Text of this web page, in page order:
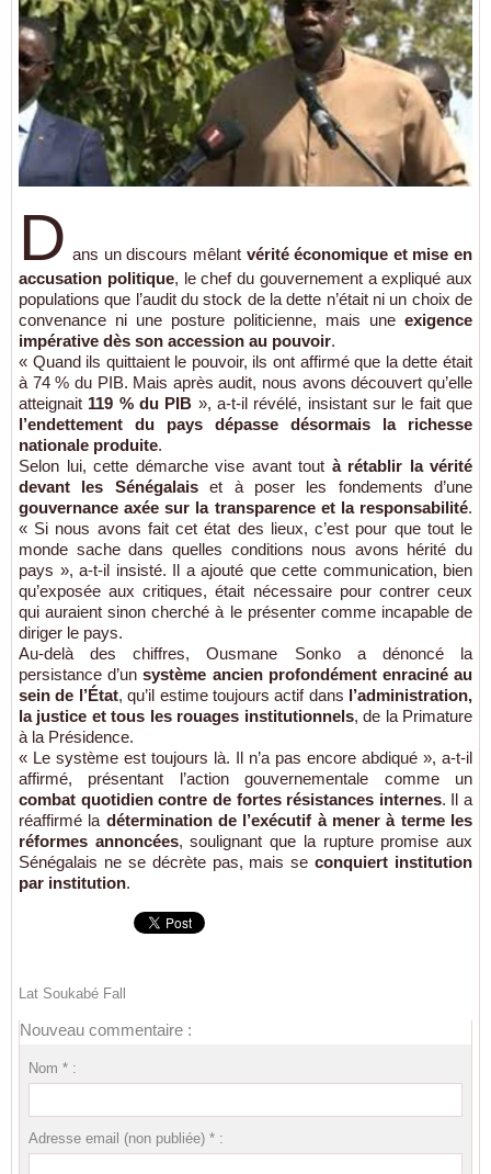
D ans un discours mêlant vérité économique et mise en
accusation politique, le chef du gouvernement a expliqué aux
populations que l’audit du stock de la dette n’était ni un choix de
convenance ni une posture politicienne, mais une exigence
impérative dès son accession au pouvoir.
« Quand ils quittaient le pouvoir, ils ont affirmé que la dette était
à 74 % du PIB. Mais après audit, nous avons découvert qu’elle
atteignait 119 % du PIB », a-t-il révélé, insistant sur le fait que
l’endettement du pays dépasse désormais la richesse
nationale produite.
Selon lui, cette démarche vise avant tout à rétablir la vérité
devant les Sénégalaiset à poser les fondements d’une
gouvernance axée sur la transparence et la responsabilité.
« Si nous avons fait cet état des lieux, c’est pour que tout le
monde sache dans quelles conditions nous avons hérité du
pays », a-t-il insisté. Il a ajouté que cette communication, bien
qu’exposée aux critiques, était nécessaire pour contrer ceux
qui auraient sinon cherché à le présenter comme incapable de
diriger le pays.
Au-delà des chiffres, Ousmane Sonko a dénoncé la
persistance d’unsystème ancien profondément enraciné au
sein de l’État, qu’il estime toujours actif dans l’administration,
la justice et tous les rouages institutionnels, de la Primature
à la Présidence.
« Le système est toujours là. Il n’a pas encore abdiqué », a-t-il
affirmé, présentant l’action gouvernementale comme un
combat quotidien contre de fortes résistances internes. Il a
réaffirmé la détermination de l’exécutif à mener à terme les
réformes annoncées, soulignant que la rupture promise aux
Sénégalais ne se décrète pas, mais seconquiert institution
par institution.
Lat Soukabé Fall
Nouveau commentaire :
Nom * :
Adresse email (non publiée) * :